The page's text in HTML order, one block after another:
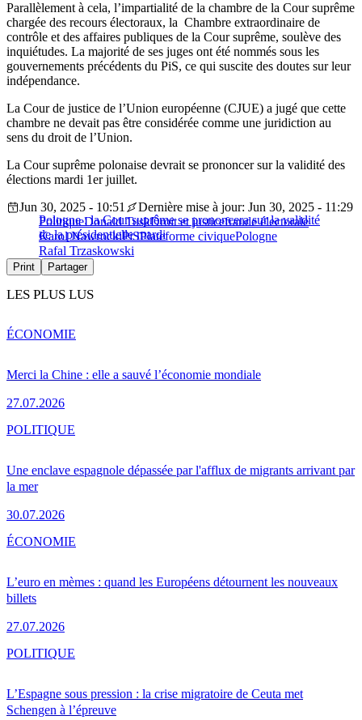
Parallèlement à cela, l’impartialité de la chambre de la Cour suprême
chargée des recours électoraux, la Chambre extraordinaire de
contrôle et des affaires publiques de la Cour suprême, soulève des
inquiétudes. La majorité de ses juges ont été nommés sous les
gouvernements précédents du PiS, ce qui suscite des doutes sur leur
indépendance.
La Cour de justice de l’Union européenne (CJUE) a jugé que cette
chambre ne devait pas être considérée comme une juridiction au
sens du droit de l’Union.
La Cour suprême polonaise devrait se prononcer sur la validité des
élections mardi 1er juillet.
Pologne : la Cour suprême se prononcera sur la validité
de la présidentielle mardi
Jun 30, 2025 - 10:51
Dernière mise à jour: Jun 30, 2025 - 11:29
PolitiqueDonald TuskDroit et justicefraude électorale
Karol NawrockiPiSPlateforme civiquePologne
Rafal Trzaskowski
Print Partager
LES PLUS LUS
Merci la Chine : elle a sauvé l’économie mondiale
27.07.2026
ÉCONOMIE
Une enclave espagnole dépassée par l'afflux de migrants arrivant par
la mer
30.07.2026
POLITIQUE
L’euro en mèmes : quand les Européens détournent les nouveaux
billets
27.07.2026
ÉCONOMIE
L’Espagne sous pression : la crise migratoire de Ceuta met
Schengen à l’épreuve
POLITIQUE